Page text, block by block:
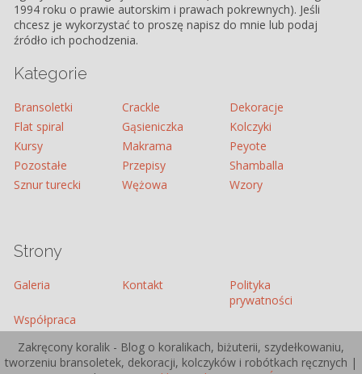
1994 roku o prawie autorskim i prawach pokrewnych). Jeśli
chcesz je wykorzystać to proszę napisz do mnie lub podaj
źródło ich pochodzenia.
Kategorie
Bransoletki Crackle
Dekoracje
Flat spiral
Gąsieniczka
Kolczyki
Kursy
Makrama
Peyote
Pozostałe
Przepisy
Shamballa
Sznur turecki
Wężowa Wzory
Strony
Galeria Kontakt
Polityka
prywatności
Współpraca
Zakręcony koralik - Blog o koralikach, biżuterii, szydełkowaniu,
tworzeniu bransoletek, dekoracji, kolczyków i robótkach ręcznych |